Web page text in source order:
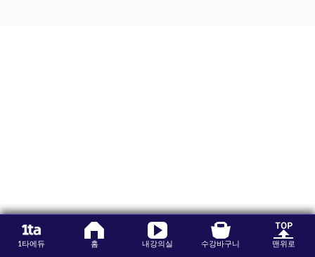
1타에듀 홈 내강의실 수강바구니 맨위로